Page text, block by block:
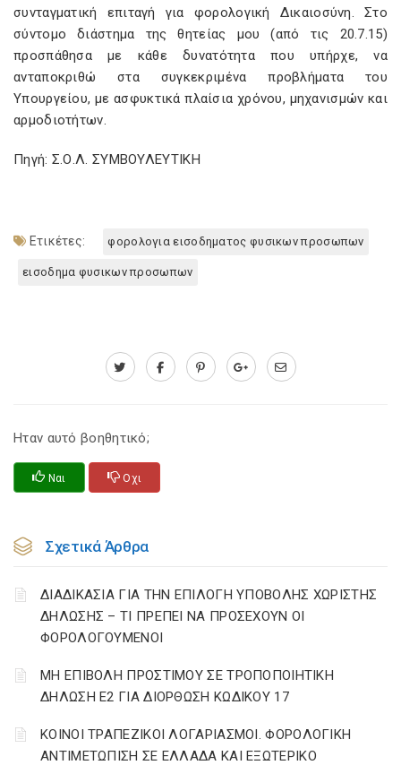
συνταγματική επιταγή για φορολογική Δικαιοσύνη. Στο
σύντομο διάστημα της θητείας μου (από τις 20.7.15)
προσπάθησα με κάθε δυνατότητα που υπήρχε, να
ανταποκριθώ στα συγκεκριμένα προβλήματα του
Υπουργείου, με ασφυκτικά πλαίσια χρόνου, μηχανισμών και
αρμοδιοτήτων.
Πηγή: Σ.Ο.Λ. ΣΥΜΒΟΥΛΕΥΤΙΚΗ
Ετικέτες: φορολογια εισοδηματος φυσικων προσωπων
εισοδημα φυσικων προσωπων
Ηταν αυτό βοηθητικό;
Ναι Οχι
Σχετικά Άρθρα
ΔΙΑΔΙΚΑΣΙΑ ΓΙΑ ΤΗΝ ΕΠΙΛΟΓΗ ΥΠΟΒΟΛΗΣ ΧΩΡΙΣΤΗΣ
ΔΗΛΩΣΗΣ – ΤΙ ΠΡΕΠΕΙ ΝΑ ΠΡΟΣΕΧΟΥΝ ΟΙ
ΦΟΡΟΛΟΓΟΥΜΕΝΟΙ
ΜΗ ΕΠΙΒΟΛΗ ΠΡΟΣΤΙΜΟΥ ΣΕ ΤΡΟΠΟΠΟΙΗΤΙΚΗ
ΔΗΛΩΣΗ Ε2 ΓΙΑ ΔΙΟΡΘΩΣΗ ΚΩΔΙΚΟΥ 17
ΚΟΙΝΟΙ ΤΡΑΠΕΖΙΚΟΙ ΛΟΓΑΡΙΑΣΜΟΙ. ΦΟΡΟΛΟΓΙΚΗ
ΑΝΤΙΜΕΤΩΠΙΣΗ ΣΕ ΕΛΛΑΔΑ ΚΑΙ ΕΞΩΤΕΡΙΚΟ